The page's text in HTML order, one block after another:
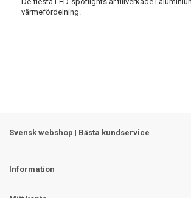
värmefördelning.
Svensk webshop | Bästa kundservice
Information